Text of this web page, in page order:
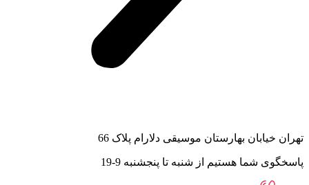
تهران خیابان بهارستان موسیقی دلارام پلاک 66
پاسخگوی شما هستیم از شنبه تا پنجشنبه 9-19